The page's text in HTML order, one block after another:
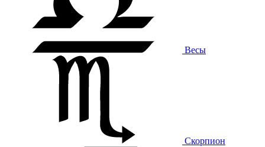
Весы
Скорпион